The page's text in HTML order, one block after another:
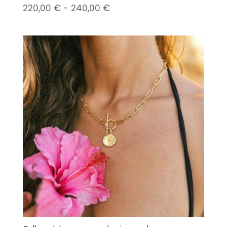
220,00 € - 240,00 €Rango
precios:
desde
hasta
240,00 €